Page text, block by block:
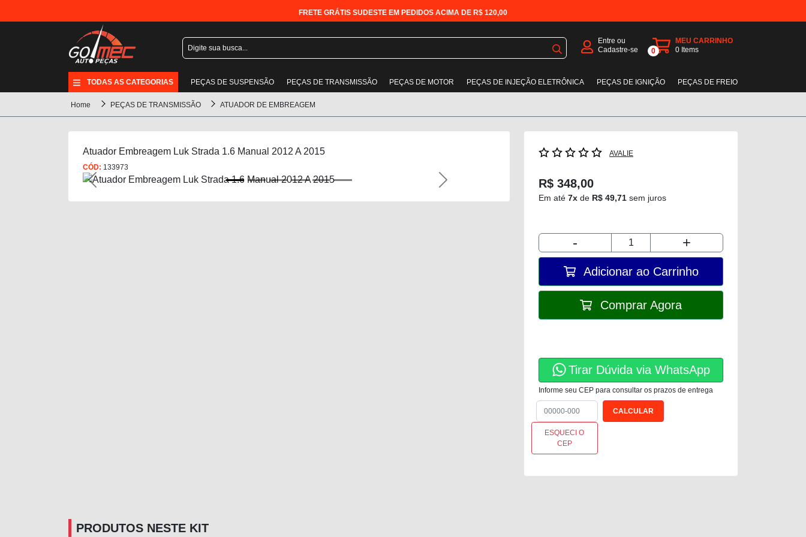
FRETE GRÁTIS SUDESTE EM PEDIDOS ACIMA DE R$ 120,00
Entre ou
Cadastre-se
0
MEU CARRINHO
0 Items
TODAS AS CATEGORIAS PEÇAS DE SUSPENSÃO PEÇAS DE TRANSMISSÃO PEÇAS DE MOTOR PEÇAS DE INJEÇÃO ELETRÔNICA PEÇAS DE IGNIÇÃO PEÇAS DE FREIO
Home PEÇAS DE TRANSMISSÃO ATUADOR DE EMBREAGEM
Atuador Embreagem Luk Strada 1.6 Manual 2012 A 2015
CÓD: 133973
Previous Next
AVALIE
R$ 348,00
Em até 7x de R$ 49,71 sem juros
- +
Adicionar ao Carrinho
Comprar Agora
Tirar Dúvida via WhatsApp
Informe seu CEP para consultar os prazos de entrega
ESQUECI O
CEP
PRODUTOS NESTE KIT